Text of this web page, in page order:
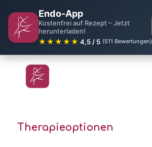
Endo-App
Kostenfrei auf Rezept – Jetzt
herunterladen!
★★★★★ 4,5 / 5 (511 Bewertungen)
Therapieoptionen